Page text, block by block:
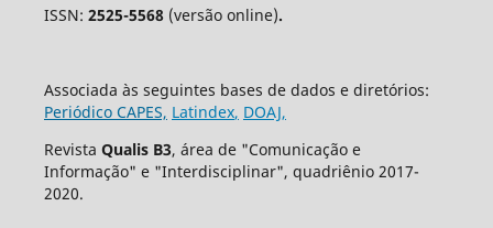
ISSN: 2525-5568(versão online).
Associada às seguintes bases de dados e diretórios:
Periódico CAPES, Latindex, DOAJ,
Revista Qualis B3, área de "Comunicação e
Informação" e "Interdisciplinar", quadriênio 2017-
2020.